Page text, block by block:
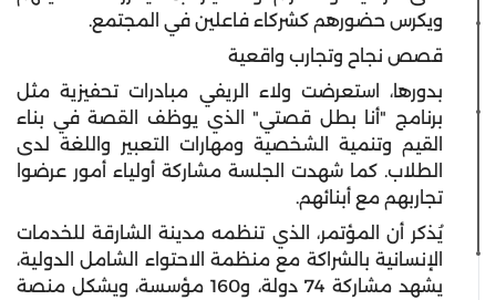
ويكرس حضورهم كشركاء فاعلين في المجتمع.
قصص نجاح وتجارب واقعية
بدورها، استعرضت ولاء الريفي مبادرات تحفيزية مثل
برنامج "أنا بطل قصتي" الذي يوظف القصة في بناء
القيم وتنمية الشخصية ومهارات التعبير واللغة لدى
الطلاب. كما شهدت الجلسة مشاركة أولياء أمور عرضوا
تجاربهم مع أبنائهم.
يُذكر أن المؤتمر، الذي تنظمه مدينة الشارقة للخدمات
الإنسانية بالشراكة مع منظمة الاحتواء الشامل الدولية،
يشهد مشاركة 74 دولة، و160 مؤسسة، ويشكل منصة